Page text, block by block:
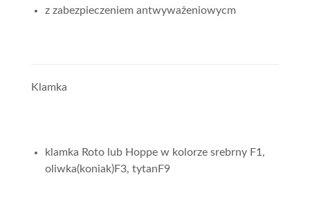
z zabezpieczeniem antwyważeniowycm
Klamka
klamka Roto lub Hoppe w kolorze srebrny F1,
oliwka(koniak)F3, tytanF9